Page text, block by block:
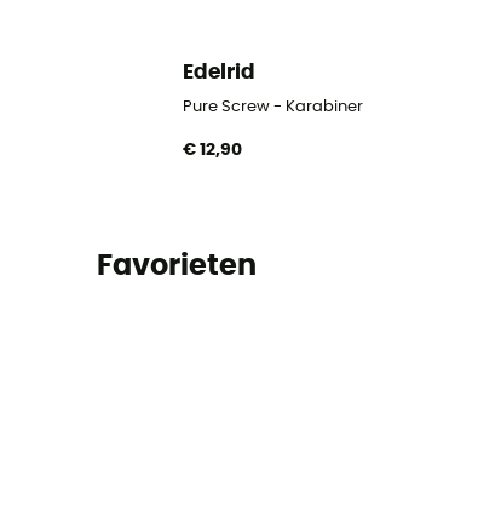
Edelrid
Pure Screw - Karabiner
€ 12,90
Favorieten